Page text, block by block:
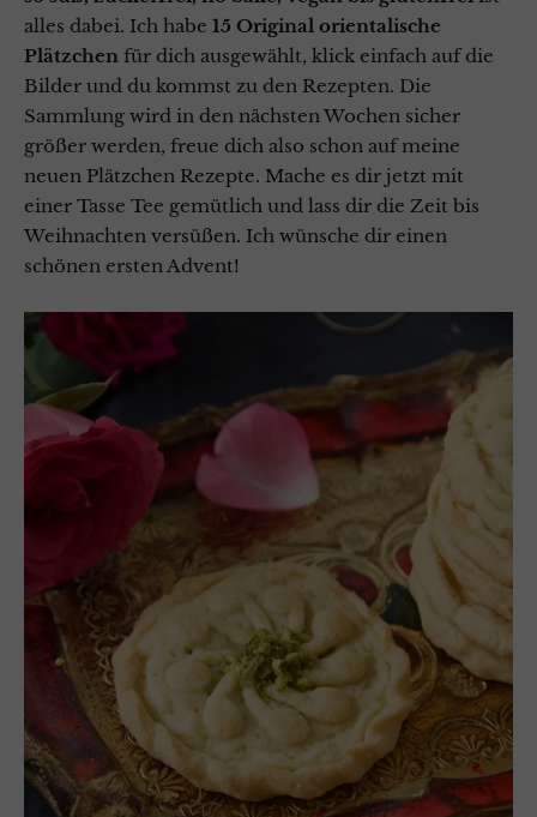
alles dabei. Ich habe 15 Original orientalische
Plätzchen für dich ausgewählt, klick einfach auf die
Bilder und du kommst zu den Rezepten. Die
Sammlung wird in den nächsten Wochen sicher
größer werden, freue dich also schon auf meine
neuen Plätzchen Rezepte. Mache es dir jetzt mit
einer Tasse Tee gemütlich und lass dir die Zeit bis
Weihnachten versüßen. Ich wünsche dir einen
schönen ersten Advent!